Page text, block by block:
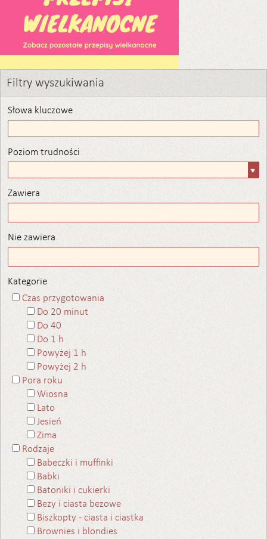
Filtry wyszukiwania
Słowa kluczowe
Poziom trudności
trudności
Zawiera
Nie zawiera
Kategorie
Czas przygotowania
Do 20 minut
Do 40
Do 1 h
Powyżej 1 h
Powyżej 2 h
Pora roku
Wiosna
Lato
Jesień
Zima
Rodzaje
Babeczki i muffinki
Babki
Batoniki i cukierki
Bezy i ciasta bezowe
Biszkopty - ciasta i ciastka
Brownies i blondies